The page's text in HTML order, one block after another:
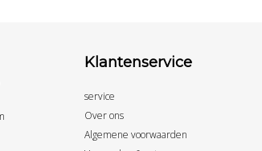
Klantenservice
service
Over ons
Algemene voorwaarden